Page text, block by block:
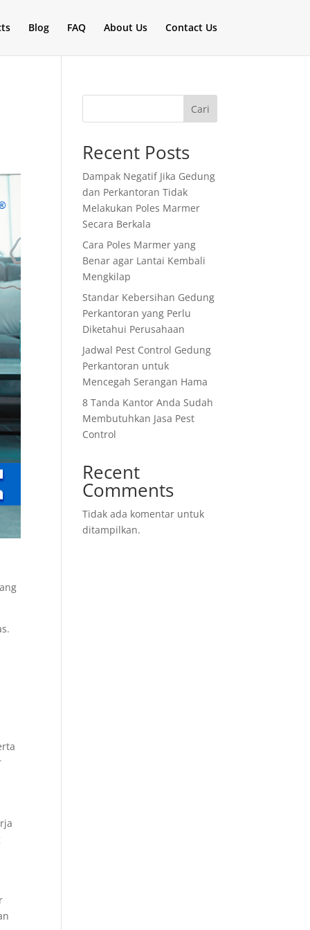
Blog FAQ About Us Contact Us
Cari
Recent Posts
Dampak Negatif Jika Gedung
dan Perkantoran Tidak
Melakukan Poles Marmer
Secara Berkala
Cara Poles Marmer yang
Benar agar Lantai Kembali
Mengkilap
Standar Kebersihan Gedung
Perkantoran yang Perlu
Diketahui Perusahaan
Jadwal Pest Control Gedung
Perkantoran untuk
Mencegah Serangan Hama
8 Tanda Kantor Anda Sudah
Membutuhkan Jasa Pest
Control
Recent
Comments
Tidak ada komentar untuk
ditampilkan.